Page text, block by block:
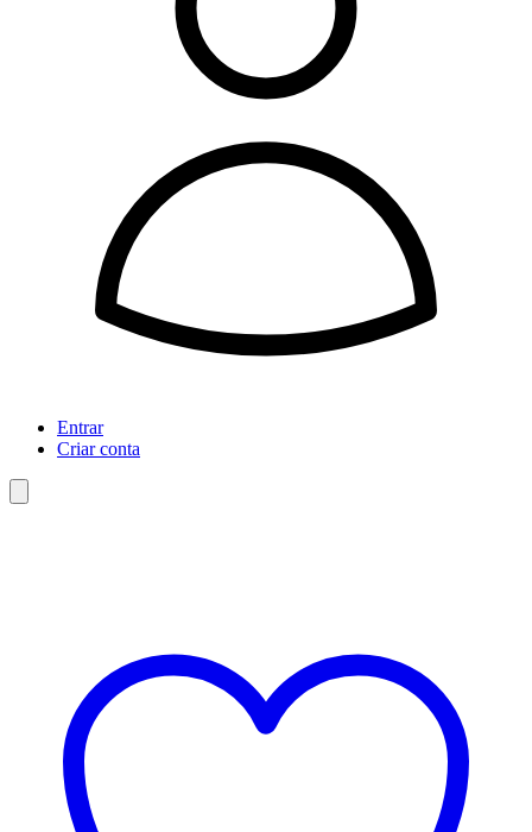
Entrar
Criar conta